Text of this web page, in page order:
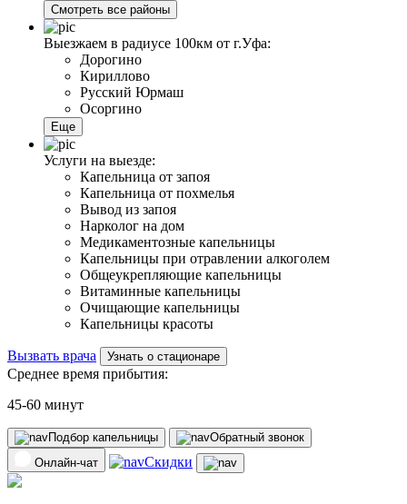
Смотреть все районы
Выезжаем в радиусе 100км от г.Уфа:
Дорогино
Кириллово
Русский Юрмаш
Осоргино
Еще
Услуги на выезде:
Капельница от запоя
Капельница от похмелья
Вывод из запоя
Нарколог на дом
Медикаментозные капельницы
Капельницы при отравлении алкоголем
Общеукрепляющие капельницы
Витаминные капельницы
Очищающие капельницы
Капельницы красоты
Вызвать врача Узнать о стационаре
Среднее время прибытия:
45-60 минут
Подбор капельницы
Обратный звонок
Онлайн-чат
Скидки